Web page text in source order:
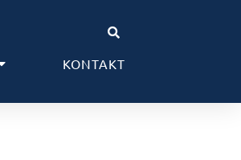
KONTAKT